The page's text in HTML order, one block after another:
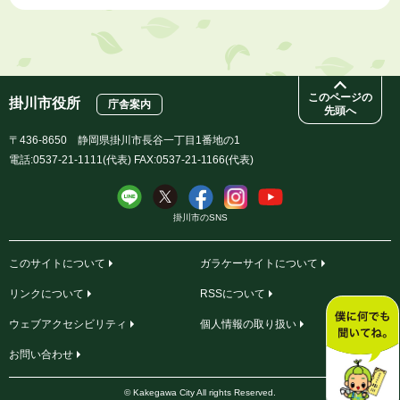
このページの
先頭へ
掛川市役所 庁舎案内
〒436-8650 静岡県掛川市長谷一丁目1番地の1
電話:0537-21-1111(代表) FAX:0537-21-1166(代表)
掛川市のSNS
このサイトについて ガラケーサイトについて
リンクについて RSSについて
ウェブアクセシビリティ 個人情報の取り扱い
お問い合わせ
© Kakegawa City All rights Reserved.